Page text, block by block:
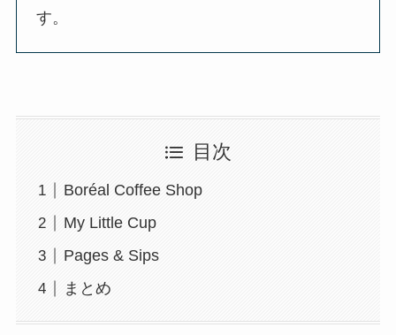
す。
目次
Boréal Coffee Shop
My Little Cup
Pages & Sips
まとめ